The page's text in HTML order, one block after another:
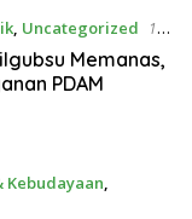
, Uncategorized
14
Memanas,
PDAM
Kebudayaan,